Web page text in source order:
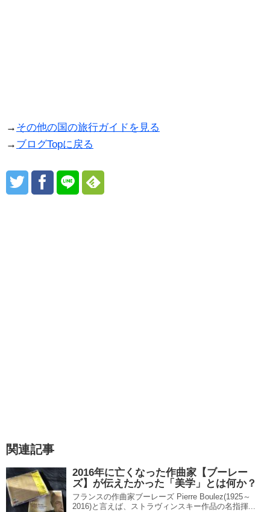
→ その他の国の旅行ガイドを見る
→ ブログTopに戻る
関連記事
2016年に亡くなった作曲家【ブーレー
ズ】が伝えたかった「美学」とは何か？
フランスの作曲家ブーレーズ Pierre Boulez(1925～
2016)と言えば、ストラヴィンスキー作品の名指揮...